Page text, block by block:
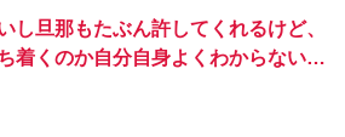
し旦那もたぶん許してくれるけど、
着くのか自分自身よくわからない…